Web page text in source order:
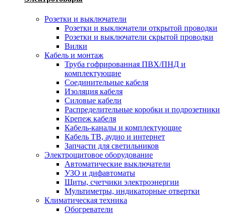
Розетки и выключатели
Розетки и выключатели открытой проводки
Розетки и выключатели скрытой проводки
Вилки
Кабель и монтаж
Труба гофрированная ПВХ/ПНД и
комплектующие
Соединительные кабеля
Изоляция кабеля
Силовые кабели
Распределительные коробки и подрозетники
Крепеж кабеля
Кабель-каналы и комплектующие
Кабель ТВ, аудио и интернет
Запчасти для светильников
Электрощитовое оборудование
Автоматические выключатели
УЗО и дифавтоматы
Щиты, счетчики электроэнергии
Мультиметры, индикаторные отвертки
Климатическая техника
Обогреватели